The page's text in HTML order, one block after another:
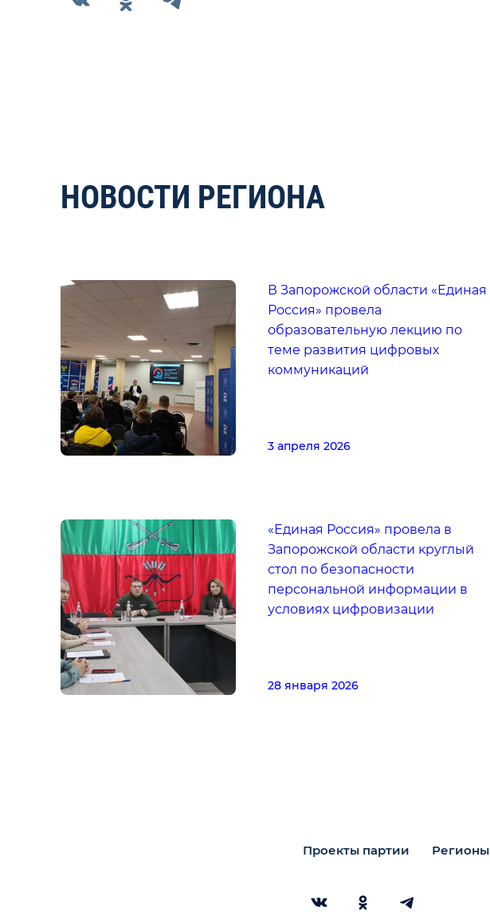
НОВОСТИ РЕГИОНА
В Запорожской области «Единая
Россия» провела
образовательную лекцию по
теме развития цифровых
коммуникаций
3 апреля 2026
«Единая Россия» провела в
Запорожской области круглый
стол по безопасности
персональной информации в
условиях цифровизации
28 января 2026
Проекты партии Регионы